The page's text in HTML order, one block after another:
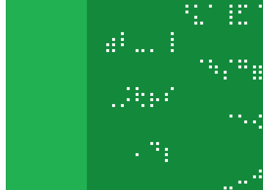
⣴⠇⣀⡀⢸⠀⠀⠀⠀
⢀⡨⢗⡦⠎⠀⠀⠀⠀
⠀⠀⠄⠙⡆⠀⠀⠀⠀